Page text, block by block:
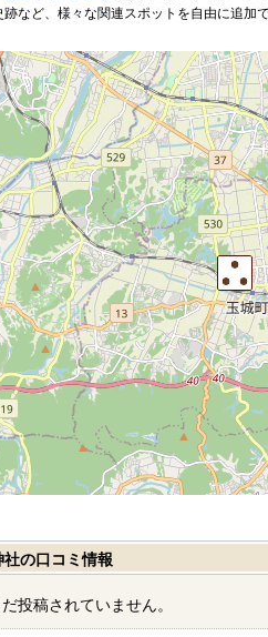
など、様々な関連スポットを自由に追加で
社の口コミ情報
投稿されていません。